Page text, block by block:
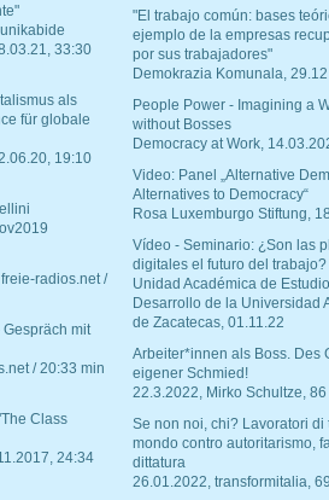
33:30
als
für globale
19:10
radios.net /
mit
/ 20:33 min
Class
24:34
"El trabajo común: bases
ejemplo de la empresas
por sus trabajadores"
Demokrazia Komunala,
People Power - Imagining a
without Bosses
Democracy at Work,
Video: Panel „Alternative
Alternatives to Democracy“
Rosa Luxemburgo Stiftung,
Vídeo - Seminario: ¿Son las
digitales el futuro del trabajo?
Unidad Académica de
Desarrollo de la Universidad
de Zacatecas, 01.11.22
Arbeiter*innen als Boss. Des
eigener Schmied!
22.3.2022, Mirko Schultze, 86
Se non noi, chi? Lavoratori di
mondo contro autoritarismo,
dittatura
26.01.2022, transformitalia,